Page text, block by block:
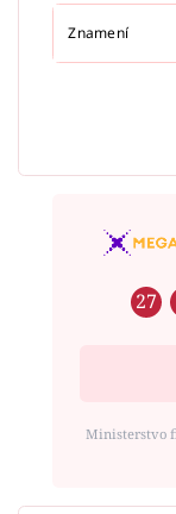
27
Ministerstvo